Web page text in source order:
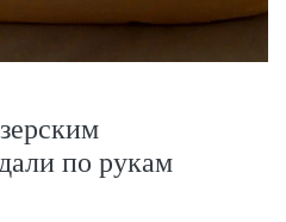
по рукам